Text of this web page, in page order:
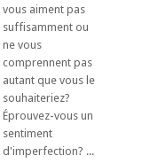
vous aiment pas
suffisamment ou
ne vous
comprennent pas
autant que vous le
souhaiteriez?
Éprouvez-vous un
sentiment
d'imperfection? ...